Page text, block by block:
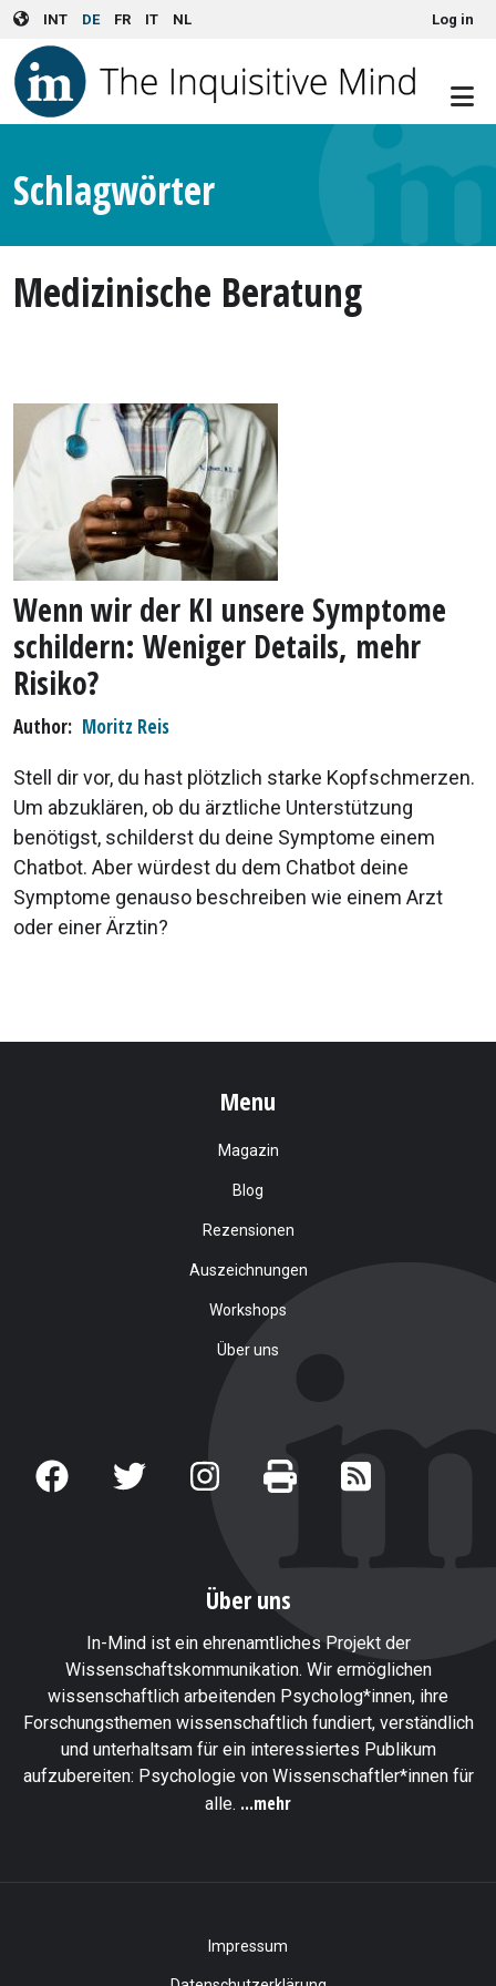
Skip to main content
INT DE FR IT NL User account menuLog in
Schlagwörter
Medizinische Beratung
Wenn wir der KI unsere Symptome
schildern: Weniger Details, mehr
Risiko?
Author Moritz Reis
Stell dir vor, du hast plötzlich starke Kopfschmerzen.
Um abzuklären, ob du ärztliche Unterstützung
benötigst, schilderst du deine Symptome einem
Chatbot. Aber würdest du dem Chatbot deine
Symptome genauso beschreiben wie einem Arzt
oder einer Ärztin?
Menu
Magazin
Blog
Rezensionen
Auszeichnungen
Workshops
Über uns
Über uns
In-Mind ist ein ehrenamtliches Projekt der
Wissenschaftskommunikation. Wir ermöglichen
wissenschaftlich arbeitenden Psycholog*innen, ihre
Forschungsthemen wissenschaftlich fundiert, verständlich
und unterhaltsam für ein interessiertes Publikum
aufzubereiten: Psychologie von Wissenschaftler*innen für
alle. ...mehr
Impressum